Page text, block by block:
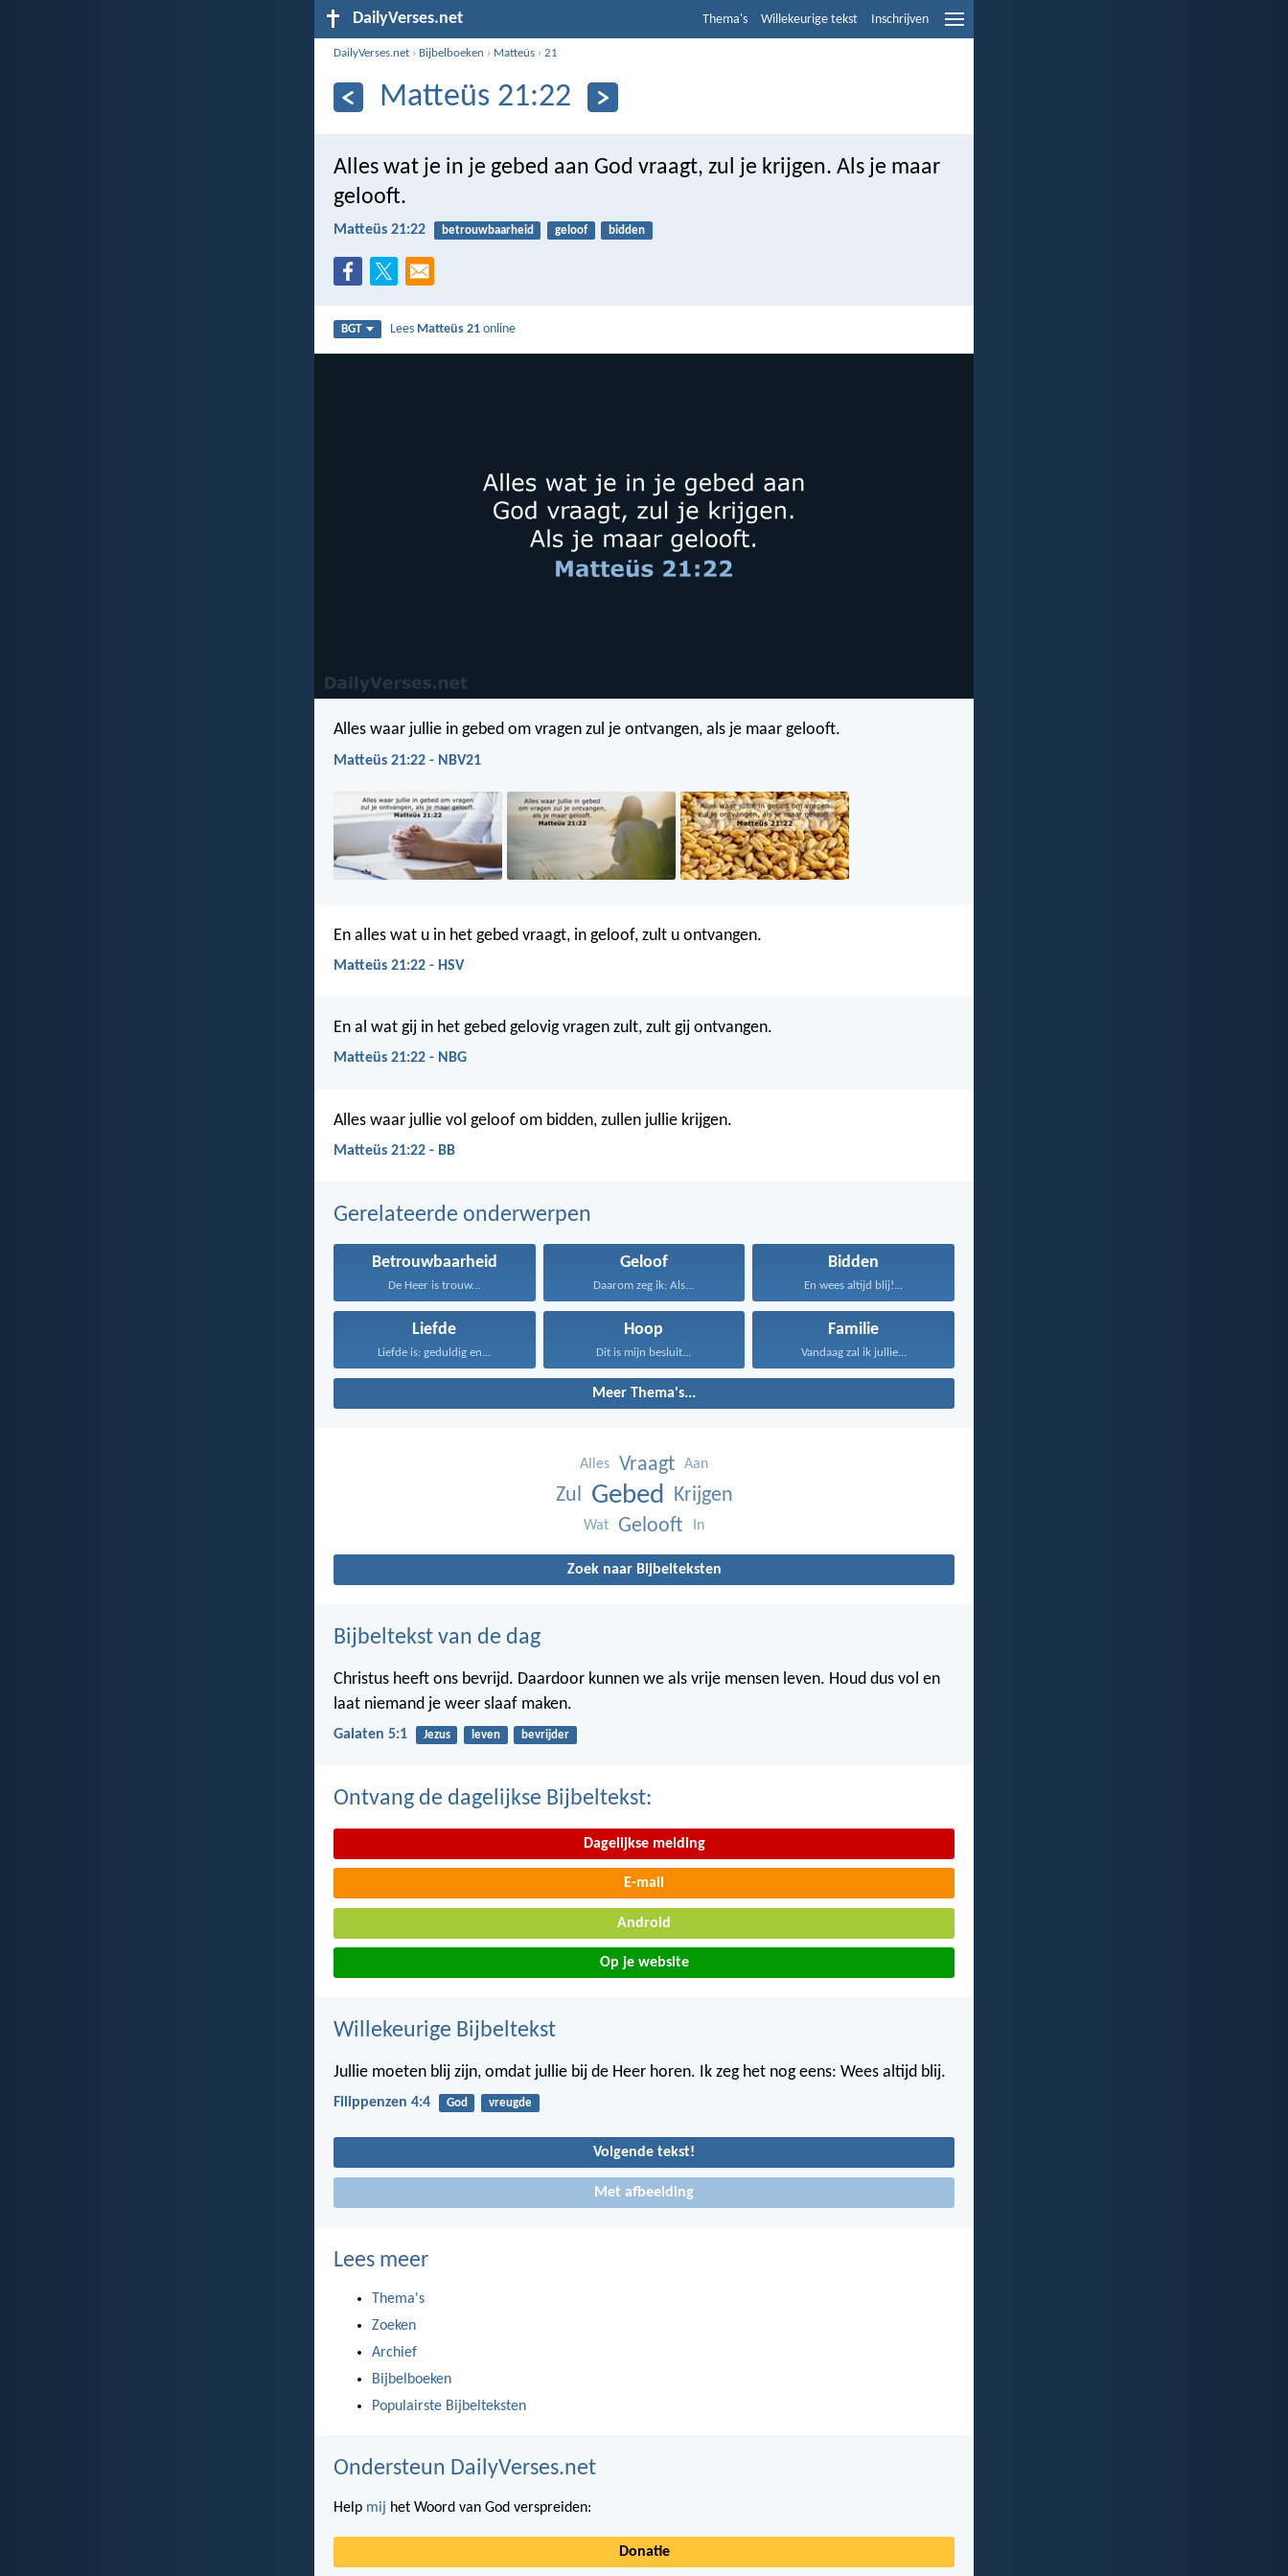
DailyVerses.net Thema's Willekeurige tekst Inschrijven
DailyVerses.net › Bijbelboeken › Matteüs ›21
Matteüs 21:22
Alles wat je in je gebed aan God vraagt, zul je krijgen. Als je maar
gelooft.
Matteüs 21:22 betrouwbaarheid geloof bidden
BGT Lees Matteüs 21 online
Alles waar jullie in gebed om vragen zul je ontvangen, als je maar gelooft.
Matteüs 21:22 - NBV21
En alles wat u in het gebed vraagt, in geloof, zult u ontvangen.
Matteüs 21:22 - HSV
En al wat gij in het gebed gelovig vragen zult, zult gij ontvangen.
Matteüs 21:22 - NBG
Alles waar jullie vol geloof om bidden, zullen jullie krijgen.
Matteüs 21:22 - BB
Gerelateerde onderwerpen
Betrouwbaarheid
De Heer is trouw...
Geloof
Daarom zeg ik: Als...
Bidden
En wees altijd blij!...
Liefde
Liefde is: geduldig en...
Hoop
Dit is mijn besluit...
Familie
Vandaag zal ik jullie...
Meer Thema's...
Alles Vraagt Aan
Zul Gebed Krijgen
Wat Gelooft In
Zoek naar Bijbelteksten
Bijbeltekst van de dag
Christus heeft ons bevrijd. Daardoor kunnen we als vrije mensen leven. Houd dus vol en
laat niemand je weer slaaf maken.
Galaten 5:1 Jezus leven bevrijder
Ontvang de dagelijkse Bijbeltekst:
Dagelijkse melding
E-mail
Android
Op je website
Willekeurige Bijbeltekst
Jullie moeten blij zijn, omdat jullie bij de Heer horen. Ik zeg het nog eens: Wees altijd blij.
Filippenzen 4:4 God vreugde
Volgende tekst!
Met afbeelding
Lees meer
Thema's
Zoeken
Archief
Bijbelboeken
Populairste Bijbelteksten
Ondersteun DailyVerses.net
Help mij het Woord van God verspreiden:
Donatie